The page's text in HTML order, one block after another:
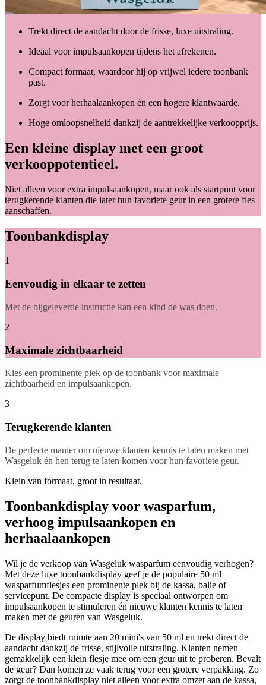
Trekt direct de aandacht door de frisse, luxe uitstraling.
Ideaal voor impulsaankopen tijdens het afrekenen.
Compact formaat, waardoor hij op vrijwel iedere toonbank
past.
Zorgt voor herhaalaankopen én een hogere klantwaarde.
Hoge omloopsnelheid dankzij de aantrekkelijke verkoopprijs.
Een kleine display met een groot
verkooppotentieel.
Niet alleen voor extra impulsaankopen, maar ook als startpunt voor
terugkerende klanten die later hun favoriete geur in een grotere fles
aanschaffen.
Toonbankdisplay
1
Eenvoudig in elkaar te zetten
Met de bijgeleverde instructie kan een kind de was doen.
2
Maximale zichtbaarheid
Kies een prominente plek op de toonbank voor maximale
zichtbaarheid en impulsaankopen.
3
Terugkerende klanten
De perfecte manier om nieuwe klanten kennis te laten maken met
Wasgeluk én hen terug te laten komen voor hun favoriete geur.
Klein van formaat, groot in resultaat.
Toonbankdisplay voor wasparfum,
verhoog impulsaankopen en
herhaalaankopen
Wil je de verkoop van Wasgeluk wasparfum eenvoudig verhogen?
Met deze luxe toonbankdisplay geef je de populaire 50 ml
wasparfumflesjes een prominente plek bij de kassa, balie of
servicepunt. De compacte display is speciaal ontworpen om
impulsaankopen te stimuleren én nieuwe klanten kennis te laten
maken met de geuren van Wasgeluk.
De display biedt ruimte aan 20 mini's van 50 ml en trekt direct de
aandacht dankzij de frisse, stijlvolle uitstraling. Klanten nemen
gemakkelijk een klein flesje mee om een geur uit te proberen. Bevalt
de geur? Dan komen ze vaak terug voor een grotere verpakking. Zo
zorgt de toonbankdisplay niet alleen voor extra omzet aan de kassa,